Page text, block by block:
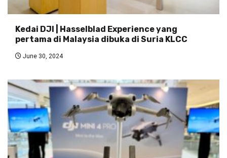
Kedai DJI | Hasselblad Experience yang
pertama di Malaysia dibuka di Suria KLCC
June 30, 2024